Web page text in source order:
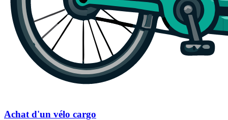
Achat d'un vélo cargo